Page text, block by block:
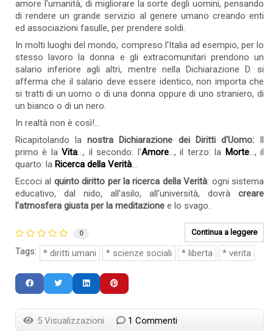
amore l'umanità, di migliorare la sorte degli uomini, pensando
di rendere un grande servizio al genere umano creando enti
ed associazioni fasulle, per prendere soldi.
In molti luoghi del mondo, compreso l'Italia ad esempio, per lo
stesso lavoro la donna e gli extracomunitari prendono un
salario inferiore agli altri, mentre nella Dichiarazione D. si
afferma che il salario deve essere identico, non importa che
si tratti di un uomo o di una donna oppure di uno straniero, di
un bianco o di un nero.
In realtà non è così!...
Ricapitolando lanostra Dichiarazione dei Diritti d'Uomo: Il
primo è laVita..., il secondo: l'Amore..., il terzo: la Morte..., il
quarto: la Ricerca della Verità...
Eccoci al quinto diritto per la ricerca della Verità: ogni sistema
educativo, dal nido, all'asilo, all'università, dovrà creare
l'atmosfera giusta per la meditazione e lo svago.
Continua a leggere
0
Tags: diritti umani scienze sociali liberta verita
5 Visualizzazioni 1 Commenti